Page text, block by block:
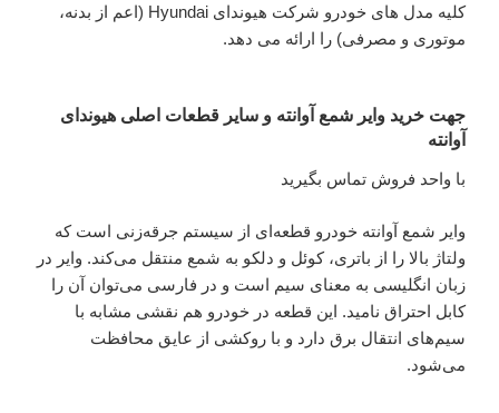
کلیه مدل های خودرو شرکت هیوندای Hyundai (اعم از بدنه،
موتوری و مصرفی) را ارائه می دهد.
جهت خرید وایر شمع آوانته و سایر قطعات اصلی هیوندای
آوانته
با واحد فروش تماس بگیرید
وایر شمع آوانته خودرو قطعه‌ای از سیستم جرقه‌زنی است که
ولتاژ بالا را از باتری، کوئل و دلکو به شمع‌ منتقل می‌کند. وایر در
زبان انگلیسی به معنای سیم است و در فارسی می‌توان آن را
کابل احتراق نامید. این قطعه در خودرو هم نقشی مشابه با
سیم‌های انتقال برق دارد و با روکشی از عایق محافظت
می‌شود.